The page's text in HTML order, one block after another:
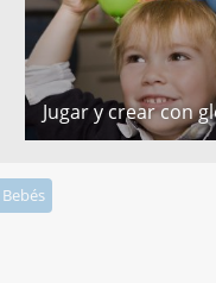
Jugar y crear con
Bebés